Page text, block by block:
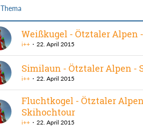
Thema
Weißkugel - Ötztaler Alpen
i++ 22. April 2015
Similaun - Ötztaler Alpen -
i++ 22. April 2015
Fluchtkogel - Ötztaler
Skihochtour
i++ 22. April 2015